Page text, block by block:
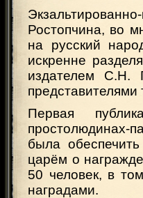
Ростопчина, во
на русский
искренне
издателем С.Н.
представителями
Первая
простолюдинах-
была
царём о
50 человек, в
наградами.